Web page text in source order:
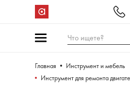
Что ищете?
Главная
Инструмент и мебель
Инструмент для ремонта